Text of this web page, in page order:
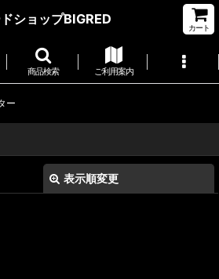
ショップBIGRED
カート
商品検索 ご利用案内
ー
表示順変更